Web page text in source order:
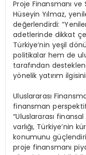
Proje Finansmanı
Hüseyin Yılmaz,
değerlendirdi:
adetlerinde dikkat
Türkiye’nin yeşil
politikalar hem de
tarafından
yönelik yatırım
Uluslararası
finansman
“Uluslararası
varlığı, Türkiye’nin
konumunu
proje finansmanı